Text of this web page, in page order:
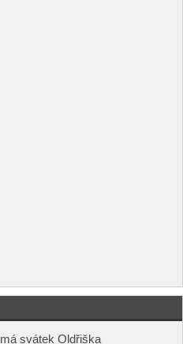
svátek Oldřiška